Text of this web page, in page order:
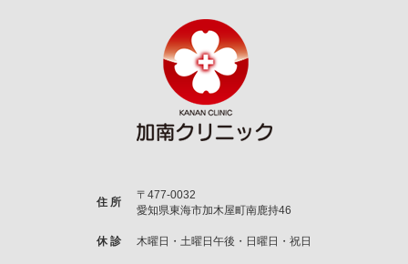
住 所
〒477-0032
愛知県東海市加木屋町南鹿持46
休 診 木曜日・土曜日午後・日曜日・祝日